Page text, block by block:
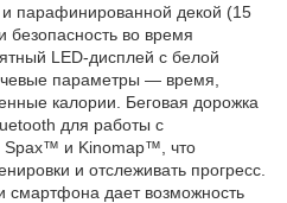
парафинированной декой (15
во время
LED-дисплей с белой
параметры — время,
калории. Беговая дорожка
для работы с
и Kinomap™, что
и отслеживать прогресс.
смартфона дает возможность